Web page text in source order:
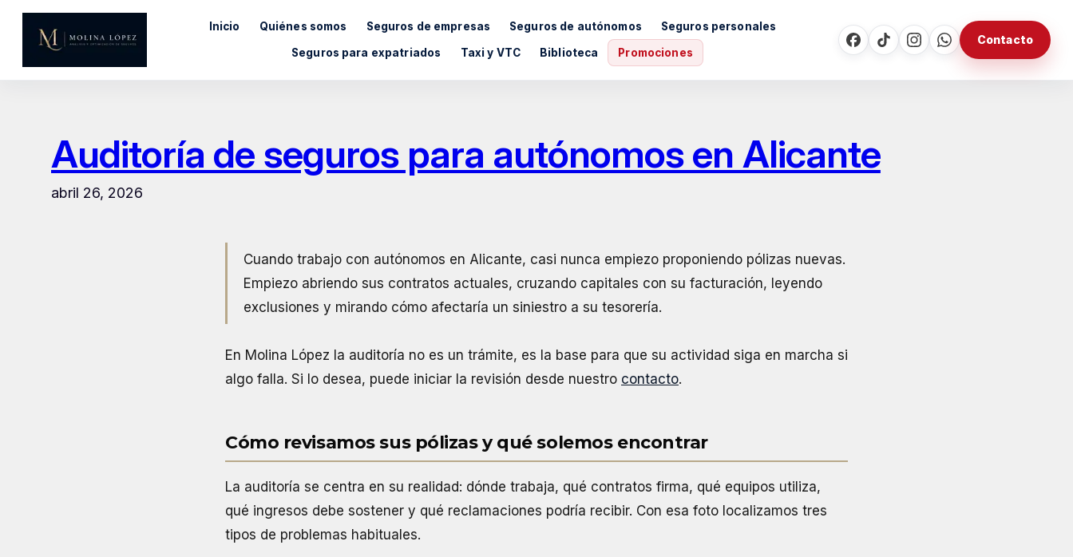
Saltar
contenido
Inicio Quiénes somos Seguros de empresas Seguros de autónomos Seguros personales
Seguros para expatriados Taxi y VTC Biblioteca Promociones
Contacto
Auditoría de seguros para autónomos en Alicante
abril 26, 2026
Cuando trabajo con autónomos en Alicante, casi nunca empiezo proponiendo pólizas nuevas.
Empiezo abriendo sus contratos actuales, cruzando capitales con su facturación, leyendo
exclusiones y mirando cómo afectaría un siniestro a su tesorería.
En Molina López la auditoría no es un trámite, es la base para que su actividad siga en marcha si
algo falla. Si lo desea, puede iniciar la revisión desde nuestro contacto.
Cómo revisamos sus pólizas y qué solemos encontrar
La auditoría se centra en su realidad: dónde trabaja, qué contratos firma, qué equipos utiliza,
qué ingresos debe sostener y qué reclamaciones podría recibir. Con esa foto localizamos tres
tipos de problemas habituales.